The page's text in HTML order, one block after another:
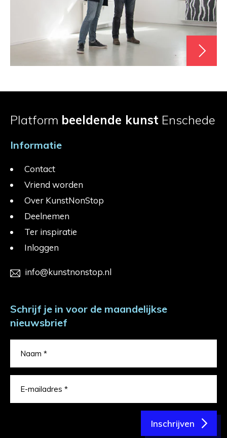
Platform beeldende kunst Enschede
Informatie
Contact
Vriend worden
Over KunstNonStop
Deelnemen
Ter inspiratie
Inloggen
info@kunstnonstop.nl
Schrijf je in voor de maandelijkse
nieuwsbrief
Inschrijven